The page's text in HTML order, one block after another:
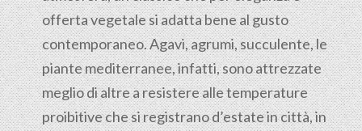
offerta vegetale si adatta bene al gusto
contemporaneo. Agavi, agrumi, succulente, le
piante mediterranee, infatti, sono attrezzate
meglio di altre a resistere alle temperature
proibitive che si registrano d’estate in città, in